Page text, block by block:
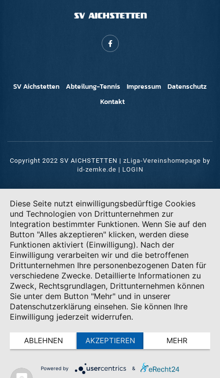
SV Aichstetten Abteilung-Tennis Impressum
Datenschutz
Kontakt
Copyright 2022 SV AICHSTETTEN | zLiga-Vereinshomepage by
id-zemke.de | LOGIN
Diese Seite nutzt einwilligungsbedürftige Cookies
und Technologien von Drittunternehmen zur
Integration bestimmter Funktionen. Wenn Sie auf den
Button "Alles akzeptieren" klicken, werden diese
Funktionen aktiviert (Einwilligung). Nach der
Einwilligung verarbeiten wir und die betroffenen
Drittunternehmen Ihre personenbezogenen Daten für
verschiedene Zwecke. Detaillierte Informationen zu
Zweck, Rechtsgrundlagen, Drittunternehmen können
Sie unter dem Button "Mehr" und in unserer
Datenschutzerklärung einsehen. Sie können Ihre
Einwilligung jederzeit widerrufen.
ABLEHNEN AKZEPTIEREN MEHR
Powered by &